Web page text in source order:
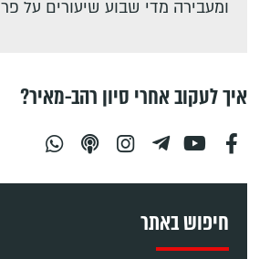
ומעבירה מדי שבוע שיעורים על
איך לעקוב אחרי סיון רהב-מאיר?
חיפוש באתר